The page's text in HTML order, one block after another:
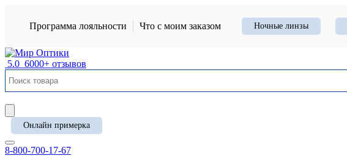
Программа лояльности Что с моим заказом Ночные линзы
5.0 6000+ отзывов
Онлайн примерка
8-800-700-17-67